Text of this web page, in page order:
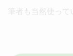
筆者も当然使って